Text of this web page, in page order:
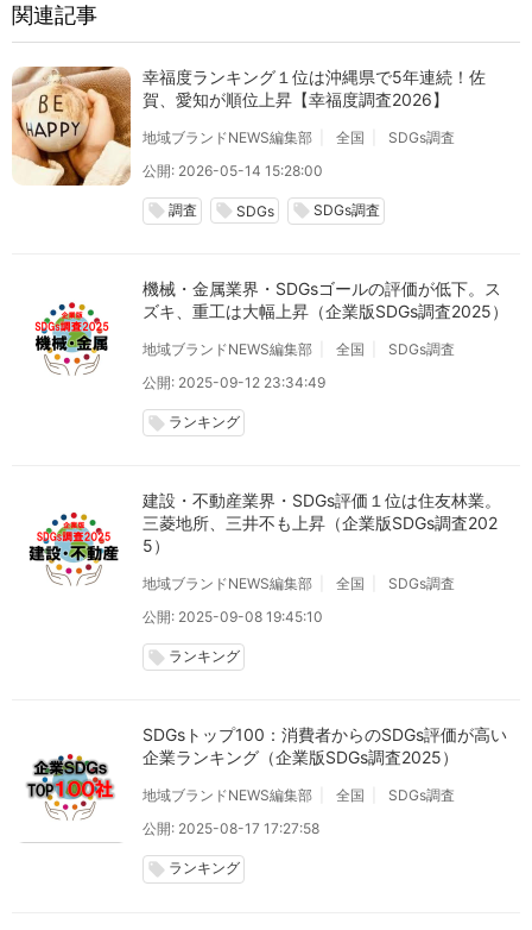
関連記事
幸福度ランキング１位は沖縄県で5年連続！佐
賀、愛知が順位上昇【幸福度調査2026】
地域ブランドNEWS編集部 全国
SDGs調査
公開: 2026-05-14 15:28:00
local_offer 調査 local_offer SDGs local_offer SDGs調査
機械・金属業界・SDGsゴールの評価が低下。ス
ズキ、重工は大幅上昇（企業版SDGs調査2025）
地域ブランドNEWS編集部 全国
SDGs調査
公開: 2025-09-12 23:34:49
local_offer ランキング
建設・不動産業界・SDGs評価１位は住友林業。
三菱地所、三井不も上昇（企業版SDGs調査202
5）
地域ブランドNEWS編集部 全国
SDGs調査
公開: 2025-09-08 19:45:10
local_offer ランキング
SDGsトップ100：消費者からのSDGs評価が高い
企業ランキング（企業版SDGs調査2025）
地域ブランドNEWS編集部 全国
SDGs調査
公開: 2025-08-17 17:27:58
local_offer ランキング